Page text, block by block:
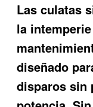
Las culatas
la
diseñado
disparos sin